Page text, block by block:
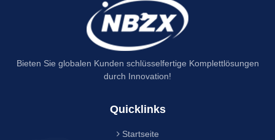
Bieten Sie globalen Kunden schlüsselfertige Komplettlösungen
durch Innovation!
Quicklinks
Startseite